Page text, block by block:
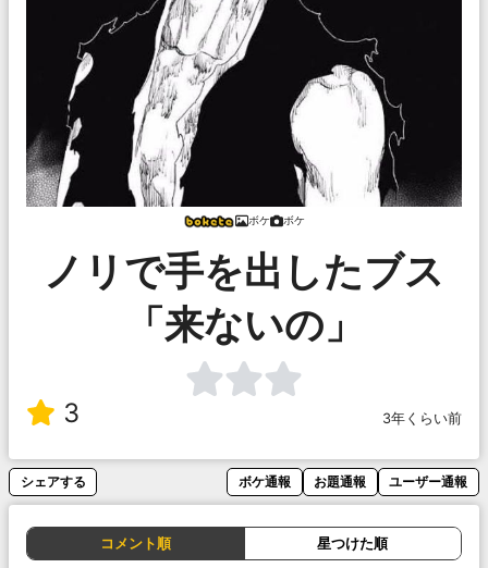
ボケ ボケ
ノリで手を出したブス
「来ないの」
3 3年くらい前
シェアする ボケ通報 お題通報 ユーザー通報
コメント順 星つけた順